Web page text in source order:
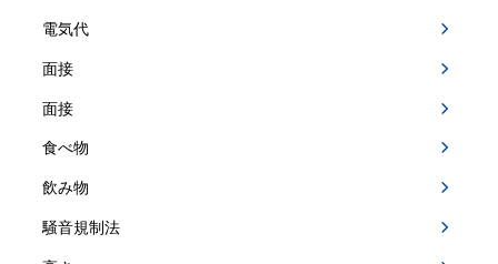
電気代
面接
面接
食べ物
飲み物
騒音規制法